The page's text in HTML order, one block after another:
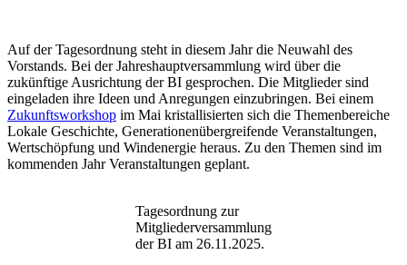
Auf der Tagesordnung steht in diesem Jahr die Neuwahl des
Vorstands. Bei der Jahreshauptversammlung wird über die
zukünftige Ausrichtung der BI gesprochen. Die Mitglieder sind
eingeladen ihre Ideen und Anregungen einzubringen. Bei einem
Zukunftsworkshop im Mai kristallisierten sich die Themenbereiche
Lokale Geschichte, Generationenübergreifende Veranstaltungen,
Wertschöpfung und Windenergie heraus. Zu den Themen sind im
kommenden Jahr Veranstaltungen geplant.
Tagesordnung zur
Mitgliederversammlung
der BI am 26.11.2025.